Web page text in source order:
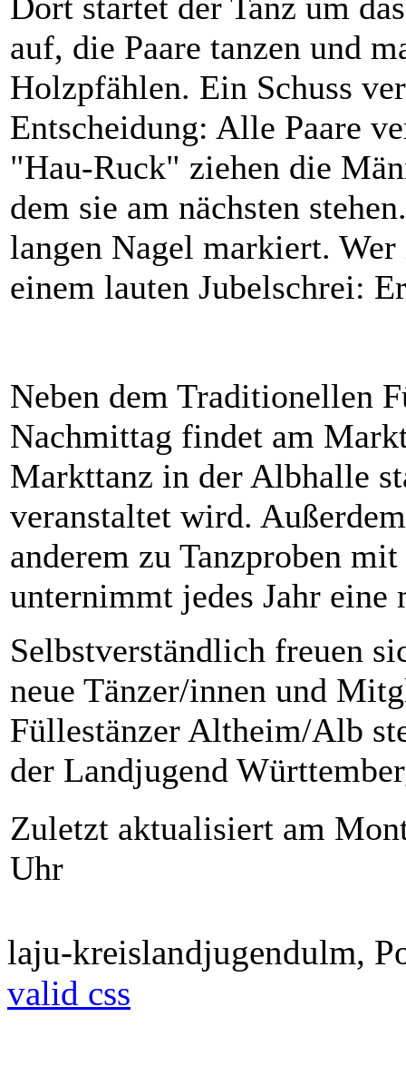
auf, die Paare tanzen und
Holzpfählen. Ein Schuss
Entscheidung: Alle Paare
"Hau-Ruck" ziehen die
dem sie am nächsten
langen Nagel markiert.
einem lauten Jubelschrei:
Neben dem Traditionellen
Nachmittag findet am
Markttanz in der Albhalle
veranstaltet wird.
anderem zu Tanzproben
unternimmt jedes Jahr eine
Selbstverständlich freuen
neue Tänzer/innen und
Füllestänzer Altheim/Alb
der Landjugend
Zuletzt aktualisiert am
Uhr
laju-kreislandjugendulm,
valid css